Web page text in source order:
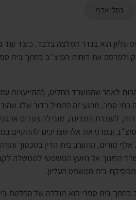
רחלי אדרי
הוא בגדר המלצה בלבד. כיצד עוד
ולפרסם את דוחות המיצ"ב בחתך בית
לאחר שהמשרד החליט,
ספר. מרגע זה התחיל כדור שלג
לעמדת המדינה, מובילה צעדים
ובפרט את אלו שצריכים להתקיים
העבודה, ועל מנת למנוע השבתה של 100 אלף מורים, התערב בית
החינוך אל היועץ המשפטי לממשלה
בית המשפט העליון.
בחתך בית ספרי הוא תולדה של החלטת